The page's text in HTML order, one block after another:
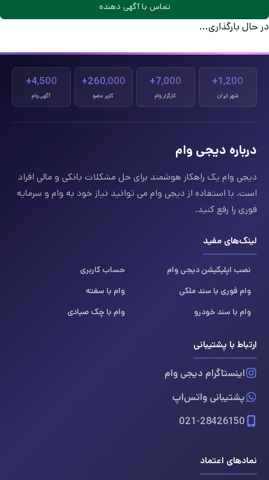
تماس با آگهی دهنده
در حال بارگذاری...
1,200+
شهر ایران
7,000+
کارگزار وام
260,000+
کاربر عضو
4,500+
آگهی وام
درباره دیجی وام
دیجی وام یک راهکار هوشمند برای حل مشکلات بانکی و مالی افراد
است. با استفاده از دیجی وام می توانید نیاز خود به وام و سرمایه
فوری را رفع کنید.
لینک‌های مفید
نصب اپلیکیشن دیجی وام
حساب کاربری
وام فوری با سند ملکی
وام با سفته
وام با سند خودرو
وام با چک صیادی
ارتباط با پشتیبانی
اینستاگرام دیجی وام
پشتیبانی واتس‌اپ
021-28426150
نمادهای اعتماد